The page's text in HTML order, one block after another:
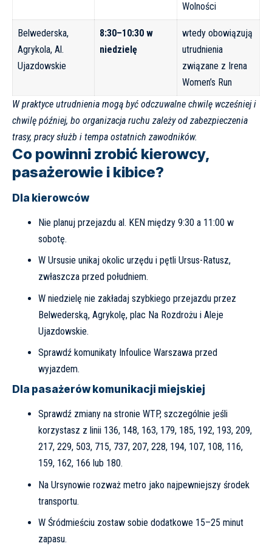
Wolności
Belwederska,
Agrykola, Al.
Ujazdowskie
8:30–10:30 w
niedzielę
wtedy obowiązują
utrudnienia
związane z Irena
Women’s Run
W praktyce utrudnienia mogą być odczuwalne chwilę wcześniej i
chwilę później, bo organizacja ruchu zależy od zabezpieczenia
trasy, pracy służb i tempa ostatnich zawodników.
Co powinni zrobić kierowcy,
pasażerowie i kibice?
Dla kierowców
Nie planuj przejazdu al. KEN między 9:30 a 11:00 w
sobotę.
W Ursusie unikaj okolic urzędu i pętli Ursus-Ratusz,
zwłaszcza przed południem.
W niedzielę nie zakładaj szybkiego przejazdu przez
Belwederską, Agrykolę, plac Na Rozdrożu i Aleje
Ujazdowskie.
Sprawdź komunikaty Infoulice Warszawaprzed
wyjazdem.
Dla pasażerów komunikacji miejskiej
Sprawdź zmiany na stronie WTP, szczególnie jeśli
korzystasz z linii 136, 148, 163, 179, 185, 192, 193, 209,
217, 229, 503, 715, 737, 207, 228, 194, 107, 108, 116,
159, 162, 166 lub 180.
Na Ursynowie rozważ metro jako najpewniejszy środek
transportu.
W Śródmieściu zostaw sobie dodatkowe 15–25 minut
zapasu.